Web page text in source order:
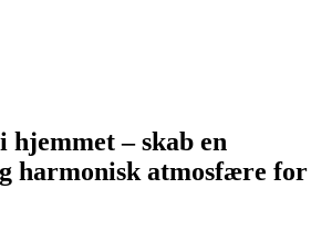
– skab en
harmonisk atmosfære for